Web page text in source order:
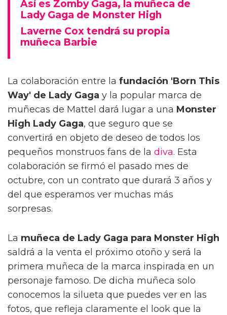
Así es Zomby Gaga, la muñeca de
Lady Gaga de Monster High
Laverne Cox tendrá su propia
muñeca Barbie
La colaboración entre la fundación 'Born This
Way' de Lady Gaga y la popular marca de
muñecas de Mattel dará lugar a una Monster
High Lady Gaga, que seguro que se
convertirá en objeto de deseo de todos los
pequeños monstruos fans de la diva. Esta
colaboración se firmó el pasado mes de
octubre, con un contrato que durará 3 años y
del que esperamos ver muchas más
sorpresas.
La muñeca de Lady Gaga para Monster High
saldrá a la venta el próximo otoño y será la
primera muñeca de la marca inspirada en un
personaje famoso. De dicha muñeca solo
conocemos la silueta que puedes ver en las
fotos, que refleja claramente el look que la